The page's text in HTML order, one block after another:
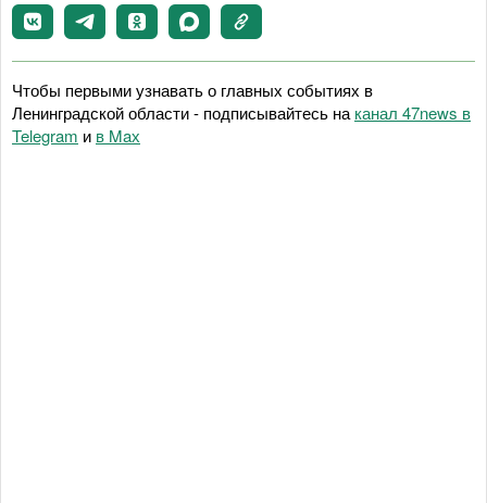
Чтобы первыми узнавать о главных событиях в
Ленинградской области - подписывайтесь на канал 47news в
Telegram и в Maх